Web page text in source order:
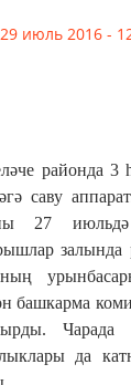
29 июль 2016 -
районда 3
саву
27
башкарма
Чарада
да